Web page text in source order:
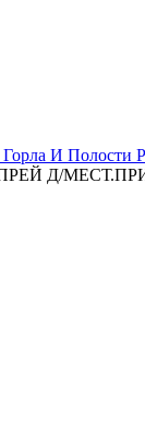
И Полости
Д/